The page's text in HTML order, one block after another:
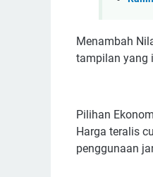
Menambah
tampilan yang
Pilihan
Harga teralis
penggunaan